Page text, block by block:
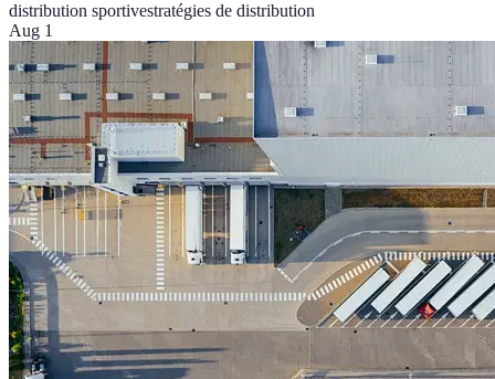
distribution sportivestratégies de distribution
Aug 1